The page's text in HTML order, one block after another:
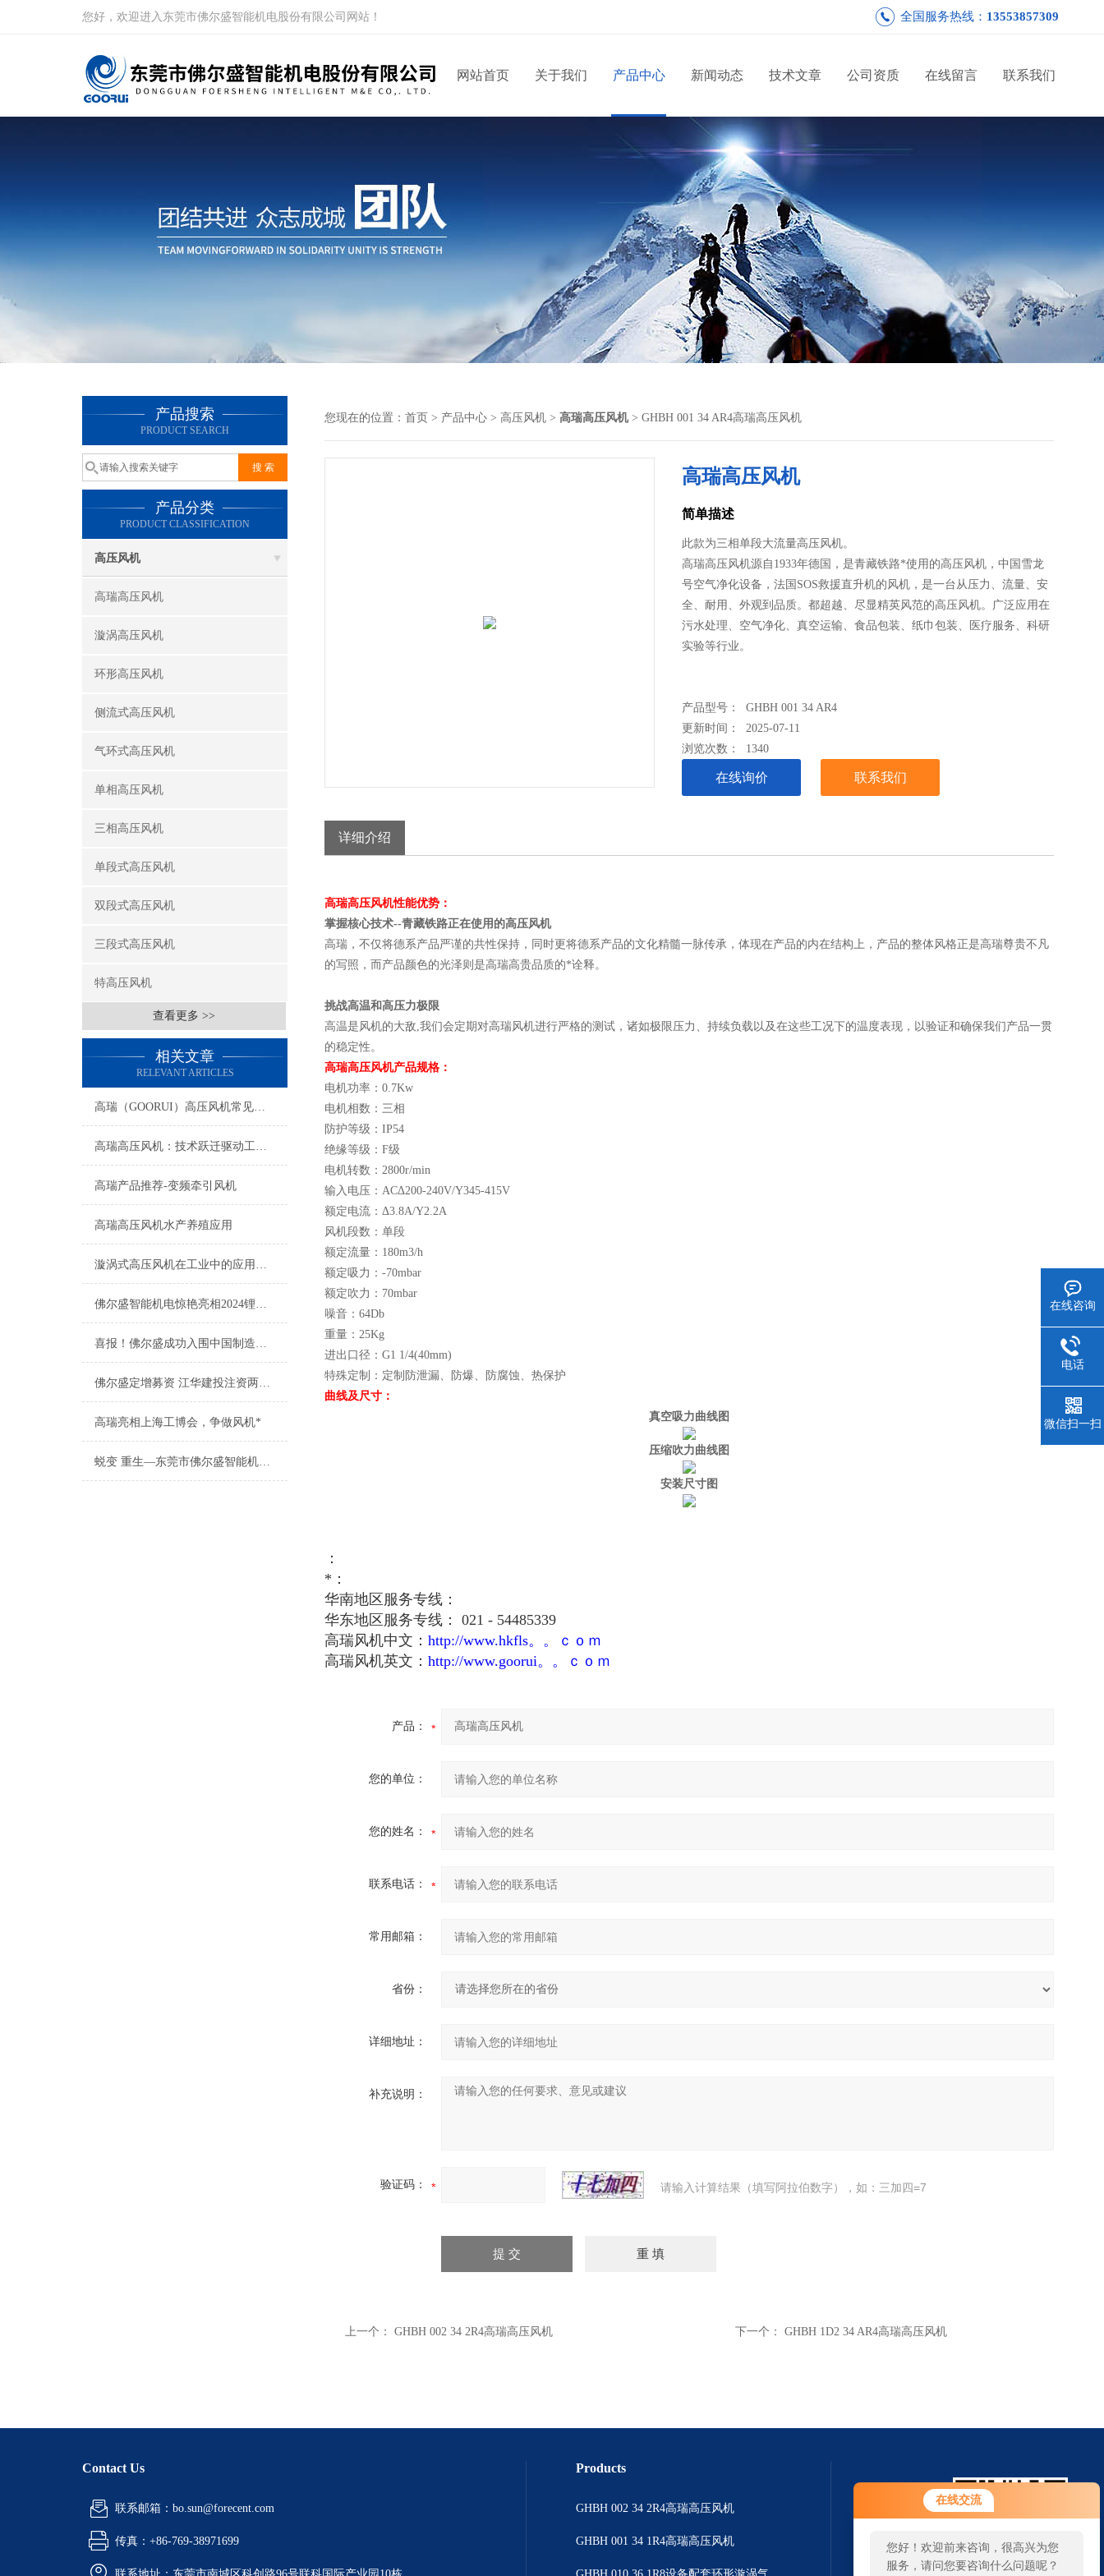
在线交流
您好！欢迎前来咨询，很高兴为您
服务，请问您要咨询什么问题呢？
您好，欢迎进入东莞市佛尔盛智能机电股份有限公司网站！ 全国服务热线： 13553857309
网站首页 关于我们 产品中心 新闻动态 技术文章 公司资质 在线留言 联系我们
产品搜索
PRODUCT SEARCH
产品分类
PRODUCT CLASSIFICATION
高压风机
高瑞高压风机
漩涡高压风机
环形高压风机
侧流式高压风机
气环式高压风机
单相高压风机
三相高压风机
单段式高压风机
双段式高压风机
三段式高压风机
特高压风机
查看更多 >>
相关文章
RELEVANT ARTICLES
高瑞（GOORUI）高压风机常见故障及排除方法
高瑞高压风机：技术跃迁驱动工业升级新征程
高瑞产品推荐-变频牵引风机
高瑞高压风机水产养殖应用
漩涡式高压风机在工业中的应用有哪些？
佛尔盛智能机电惊艳亮相2024锂电展会，展现高瑞新魅力
喜报！佛尔盛成功入围中国制造之美
佛尔盛定增募资 江华建投注资两千万
高瑞亮相上海工博会，争做风机*
蜕变 重生—东莞市佛尔盛智能机电股份有限公司成功上市庆典会
您现在的位置： 首页 > 产品中心 > 高压风机 > 高瑞高压风机> GHBH 001 34 AR4高瑞高压风机
高瑞高压风机
简单描述
此款为三相单段大流量高压风机。
高瑞高压风机源自1933年德国，是青藏铁路*使用的高压风机，中国雪龙
号空气净化设备，法国SOS救援直升机的风机，是一台从压力、流量、安
全、耐用、外观到品质。都超越、尽显精英风范的高压风机。广泛应用在
污水处理、空气净化、真空运输、食品包装、纸巾包装、医疗服务、科研
实验等行业。
产品型号：GHBH 001 34 AR4
更新时间： 2025-07-11
浏览次数： 1340
在线询价 联系我们
详细介绍
高瑞高压风机性能优势：
掌握核心技术--青藏铁路正在使用的高压风机
高瑞，不仅将德系产品严谨的共性保持，同时更将德系产品的文化精髓一脉传承，体现在产品的内在结构上，产品的整体风格正是高瑞尊贵不凡
的写照，而产品颜色的光泽则是高瑞高贵品质的*诠释。
挑战高温和高压力极限
高温是风机的大敌,我们会定期对高瑞风机进行严格的测试，诸如极限压力、持续负载以及在这些工况下的温度表现，以验证和确保我们产品一贯
的稳定性。
高瑞高压风机产品规格：
电机功率：0.7Kw
电机相数：三相
防护等级：IP54
绝缘等级：F级
电机转数：2800r/min
输入电压：ACΔ200-240V/Y345-415V
额定电流：Δ3.8A/Y2.2A
风机段数：单段
额定流量：180m3/h
额定吸力：-70mbar
额定吹力：70mbar
噪音：64Db
重量：25Kg
进出口径：G1 1/4(40mm)
特殊定制：定制防泄漏、防爆、防腐蚀、热保护
曲线及尺寸：
真空吸力曲线图
压缩吹力曲线图
安装尺寸图
：
*：
华南地区服务专线：
华东地区服务专线： 021 - 54485339
高瑞风机中文： http://www.hkfls。。ｃｏｍ
高瑞风机英文： http://www.goorui。。ｃｏｍ
产品：
您的单位：
您的姓名：
联系电话：
常用邮箱：
省份：
详细地址：
补充说明：
验证码： 请输入计算结果（填写阿拉伯数字），如：三加四=7
上一个： GHBH 002 34 2R4高瑞高压风机 下一个： GHBH 1D2 34 AR4高瑞高压风机
Contact Us
联系邮箱：bo.sun@forecent.com
传真：+86-769-38971699
Products
GHBH 002 34 2R4高瑞高压风机
GHBH 001 34 1R4高瑞高压风机
在线咨询
电话
微信扫一扫